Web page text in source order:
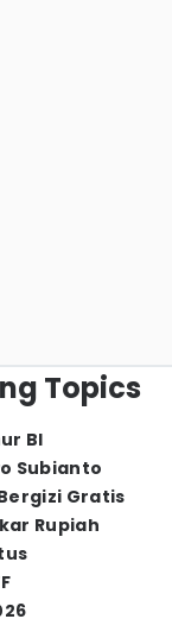
Topics
BI
Subianto
Gratis
Rupiah